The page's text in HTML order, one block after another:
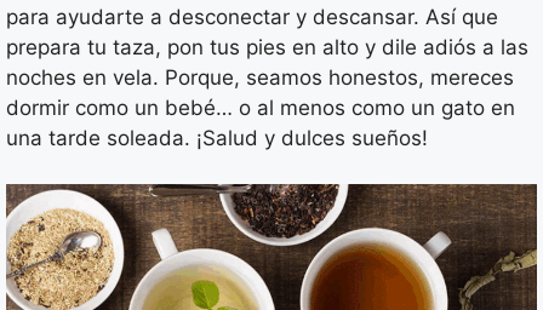
para ayudarte a desconectar y descansar. Así que
prepara tu taza, pon tus pies en alto y dile adiós a las
noches en vela. Porque, seamos honestos, mereces
dormir como un bebé… o al menos como un gato en
una tarde soleada. ¡Salud y dulces sueños!